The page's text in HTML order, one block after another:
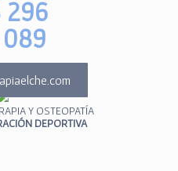
296
089
Y OSTEOPATÍA
DEPORTIVA